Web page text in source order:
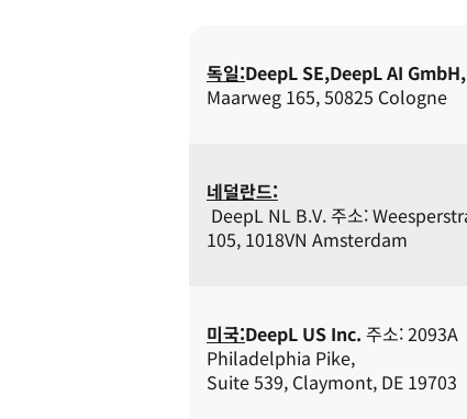
독일:DeepL SE,DeepL AI GmbH,
Maarweg 165, 50825 Cologne
네덜란드:
105, 1018VN Amsterdam
미국:DeepL US Inc. 주소: 2093A
Philadelphia Pike,
Suite 539, Claymont, DE 19703